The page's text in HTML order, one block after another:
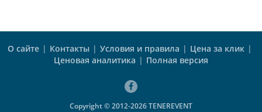
О сайте | Контакты | Условия и правила | Цена за клик |
Ценовая аналитика | Полная версия
Copyright © 2012-2026 TENEREVENT